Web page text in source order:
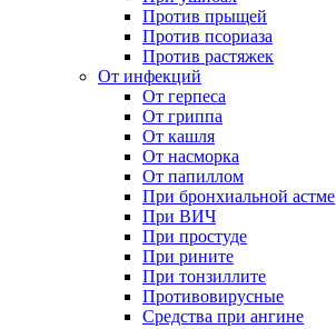
Против прыщей
Против псориаза
Против растяжек
От инфекций
От герпеса
От гриппа
От кашля
От насморка
От папиллом
При бронхиальной астме
При ВИЧ
При простуде
При рините
При тонзиллите
Противовирусные
Средства при ангине